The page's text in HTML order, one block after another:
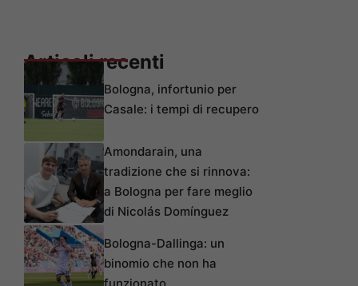
Articoli recenti
Bologna, infortunio per
Casale: i tempi di recupero
Amondarain, una
tradizione che si rinnova:
a Bologna per fare meglio
di Nicolás Domínguez
Bologna-Dallinga: un
binomio che non ha